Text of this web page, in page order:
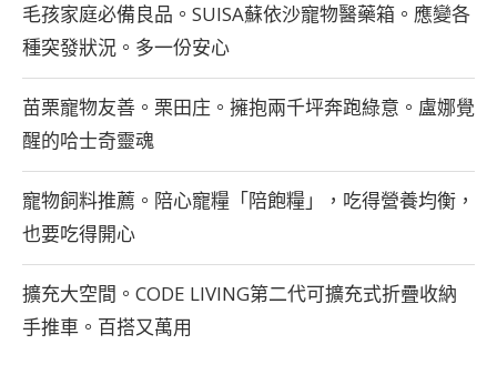
毛孩家庭必備良品。SUISA蘇依沙寵物醫藥箱。應變各
種突發狀況。多一份安心
苗栗寵物友善。栗田庄。擁抱兩千坪奔跑綠意。盧娜覺
醒的哈士奇靈魂
寵物飼料推薦。陪心寵糧「陪飽糧」，吃得營養均衡，
也要吃得開心
擴充大空間。CODE LIVING第二代可擴充式折疊收納
手推車。百搭又萬用